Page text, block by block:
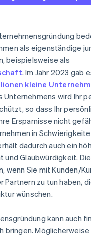
n Buchhalter/in
Bankgeschäfte vor
ohne Einsatz
des 83(b)-
Payments kostenlos,
und Rabatte im
als eigenständige
beispielsweise als
. Im Jahr 2023 gab
kleine
Unternehmens wird Ihr
so dass Ihr
Ersparnisse nicht
in
dadurch auch ein
Glaubwürdigkeit.
wenn Sie mit Kunden/
Partnern zu tun haben,
wünschen.
kann auch
bringen.